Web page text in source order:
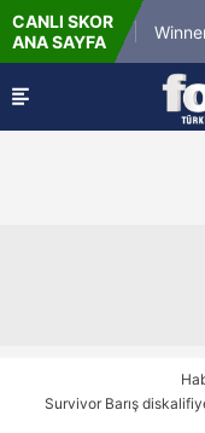
CANLI SKOR
ANA SAYFA
Match 12 Winner
Survivor Barış